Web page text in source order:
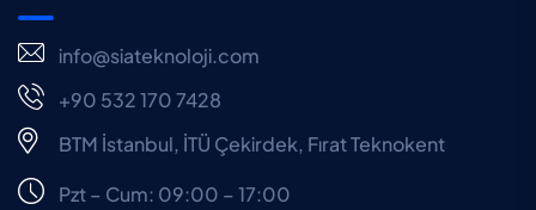
info@siateknoloji.com
+90 532 170 7428
BTM İstanbul, İTÜ Çekirdek, Fırat Teknokent
Pzt – Cum: 09:00 – 17:00